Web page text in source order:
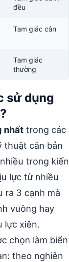
đều
Tam giác cân
Tam giác
thường
sử dụng
nhất trong các
thuật căn bản
trong kiến
lực từ nhiều
ra 3 cạnh mà
vuông hay
lực xiên.
chọn làm biển
theo nghiên